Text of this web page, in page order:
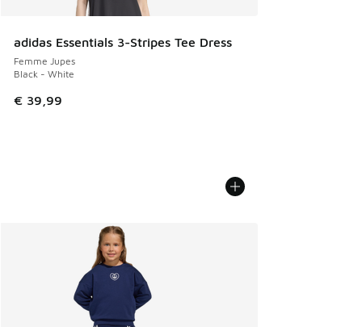
adidas Essentials 3-Stripes Tee Dress
Femme Jupes
Black - White
€ 39,99